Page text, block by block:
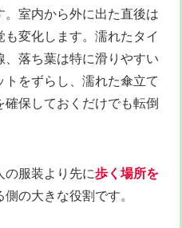
室内から外に出た直後は
変化します。濡れたタイ
落ち葉は特に滑りやすい
をずらし、濡れた傘立て
保しておくだけでも転倒
服装より先に歩く場所を
の大きな役割です。